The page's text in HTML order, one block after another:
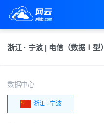
浙江 · 宁波 | 电信（数据Ⅰ型）
数据中心
浙江 · 宁波